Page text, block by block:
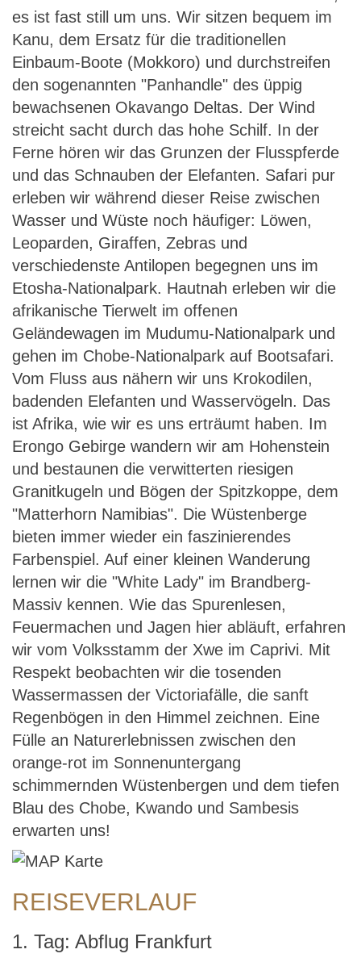
es ist fast still um uns. Wir sitzen bequem im
Kanu, dem Ersatz für die traditionellen
Einbaum-Boote (Mokkoro) und durchstreifen
den sogenannten "Panhandle" des üppig
bewachsenen Okavango Deltas. Der Wind
streicht sacht durch das hohe Schilf. In der
Ferne hören wir das Grunzen der Flusspferde
und das Schnauben der Elefanten. Safari pur
erleben wir während dieser Reise zwischen
Wasser und Wüste noch häufiger: Löwen,
Leoparden, Giraffen, Zebras und
verschiedenste Antilopen begegnen uns im
Etosha-Nationalpark. Hautnah erleben wir die
afrikanische Tierwelt im offenen
Geländewagen im Mudumu-Nationalpark und
gehen im Chobe-Nationalpark auf Bootsafari.
Vom Fluss aus nähern wir uns Krokodilen,
badenden Elefanten und Wasservögeln. Das
ist Afrika, wie wir es uns erträumt haben. Im
Erongo Gebirge wandern wir am Hohenstein
und bestaunen die verwitterten riesigen
Granitkugeln und Bögen der Spitzkoppe, dem
"Matterhorn Namibias". Die Wüstenberge
bieten immer wieder ein faszinierendes
Farbenspiel. Auf einer kleinen Wanderung
lernen wir die "White Lady" im Brandberg-
Massiv kennen. Wie das Spurenlesen,
Feuermachen und Jagen hier abläuft, erfahren
wir vom Volksstamm der Xwe im Caprivi. Mit
Respekt beobachten wir die tosenden
Wassermassen der Victoriafälle, die sanft
Regenbögen in den Himmel zeichnen. Eine
Fülle an Naturerlebnissen zwischen den
orange-rot im Sonnenuntergang
schimmernden Wüstenbergen und dem tiefen
Blau des Chobe, Kwando und Sambesis
erwarten uns!
REISEVERLAUF
1. Tag: Abflug Frankfurt